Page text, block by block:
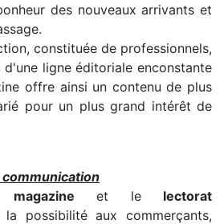
des nouveaux arrivants et
constituée de professionnels,
ligne éditoriale enconstante
offre ainsi un contenu de plus
pour un plus grand intérêt de
et le lectorat
la possibilité aux commerçants,